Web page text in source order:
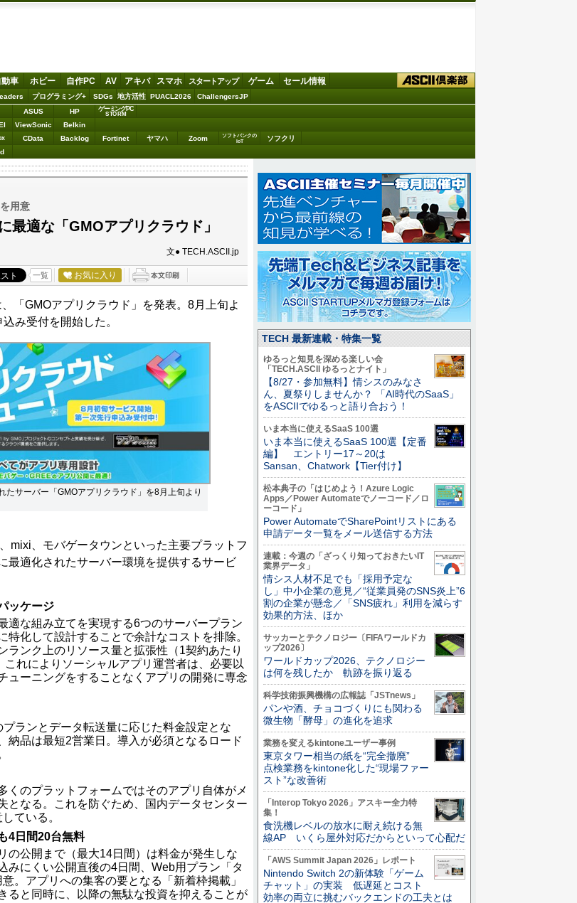
動車 ホビー 自作PC AV アキバ スマホ スタートアップ ゲーム セール情報
プログラミング+ SDGs 地方活性 PUACL2026 ChallengersJP
ASUS HP ゲーミングPC
STORM
ViewSonic Belkin
CData Backlog Fortinet ヤマハ Zoom
ソフトバンクの
IoT
ソフクリ
用意
最適な「GMOアプリクラウド」
文● TECH.ASCII.jp
一覧 お気に入り
「GMOアプリクラウド」を発表。8月上旬よ
み受付を開始した。
たサーバー「GMOアプリクラウド」を8月上旬より
mixi、モバゲータウンといった主要プラットフ
最適化されたサーバー環境を提供するサービ
ッケージ
な組み立てを実現する6つのサーバープラン
特化して設計することで余計なコストを排除。
ランク上のリソース量と拡張性（1契約あたり
れによりソーシャルアプリ運営者は、必要以
ューニングをすることなくアプリの開発に専念
ランとデータ転送量に応じた料金設定とな
納品は最短2営業日。導入が必須となるロード
のプラットフォームではそのアプリ自体がメ
となる。これを防ぐため、国内データセンター
ている。
4日間20台無料
公開まで（最大14日間）は料金が発生しな
みにくい公開直後の4日間、Web用プラン「タ
。アプリへの集客の要となる「新着枠掲載」
ると同時に、以降の無駄な投資を抑えることが
TECH 最新連載・特集一覧
ゆるっと知見を深める楽しい会
「TECH.ASCII ゆるっとナイト」
【8/27・参加無料】情シスのみなさ
ん、夏祭りしませんか？ 「AI時代のSaaS」
をASCIIでゆるっと語り合おう！
いま本当に使えるSaaS 100選
いま本当に使えるSaaS 100選【定番
編】 エントリー17～20は
Sansan、Chatwork【Tier付け】
松本典子の「はじめよう！Azure Logic
Apps／Power Automateでノーコード／ロ
ーコード」
Power AutomateでSharePointリストにある
申請データ一覧をメール送信する方法
連載：今週の「ざっくり知っておきたいIT
業界データ」
情シス人材不足でも「採用予定な
し」中小企業の意見／“従業員発のSNS炎上”6
割の企業が懸念／「SNS疲れ」利用を減らす
効果的方法、ほか
サッカーとテクノロジー〔FIFAワールドカ
ップ2026〕
ワールドカップ2026、テクノロジー
は何を残したか 軌跡を振り返る
科学技術振興機構の広報誌「JSTnews」
パンや酒、チョコづくりにも関わる
微生物「酵母」の進化を追求
業務を変えるkintoneユーザー事例
東京タワー相当の紙を“完全撤廃”
点検業務をkintone化した“現場ファー
スト”な改善術
「Interop Tokyo 2026」アスキー全力特
集！
食洗機レベルの放水に耐え続ける無
線AP いくら屋外対応だからといって心配だ
「AWS Summit Japan 2026」レポート
Nintendo Switch 2の新体験「ゲーム
チャット」の実装 低遅延とコスト
効率の両立に挑むバックエンドの工夫とは